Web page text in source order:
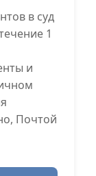
в суд
1
и
Почтой